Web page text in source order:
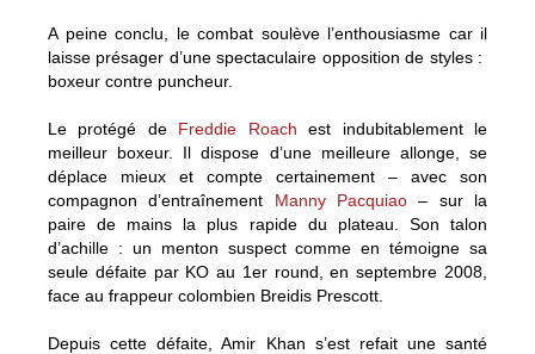
A peine conclu, le combat soulève l’enthousiasme car il
laisse présager d’une spectaculaire opposition de styles :
boxeur contre puncheur.
Le protégé de Freddie Roach est indubitablement le
meilleur boxeur. Il dispose d’une meilleure allonge, se
déplace mieux et compte certainement – avec son
compagnon d’entraînement Manny Pacquiao – sur la
paire de mains la plus rapide du plateau. Son talon
d’achille : un menton suspect comme en témoigne sa
seule défaite par KO au 1er round, en septembre 2008,
face au frappeur colombien Breidis Prescott.
Depuis cette défaite, Amir Khan s’est refait une santé